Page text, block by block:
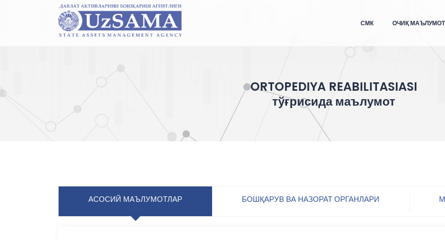
СМК ОЧИҚ
ORTOPEDIYA REABILITASIASI
тўғрисида маълумот
АСОСИЙ МАЪЛУМОТЛАР БОШҚАРУВ ВА НАЗОРАТ ОРГАНЛАРИ